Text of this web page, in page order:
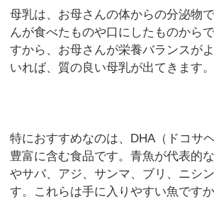
母乳は、お母さんの体からの分泌物
んが食べたものや口にしたものから
すから、お母さんが栄養バランスが
いれば、質の良い母乳が出てきます。
特におすすめなのは、DHA（ドコサ
豊富に含む食品です。青魚が代表的
やサバ、アジ、サンマ、ブリ、ニシ
す。これらは手に入りやすい魚です